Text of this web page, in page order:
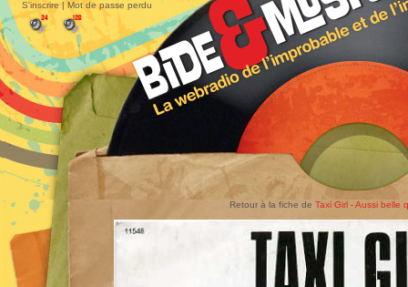
S'inscrire | Mot de passe perdu
Retour à la fiche de Taxi Girl - Aussi belle